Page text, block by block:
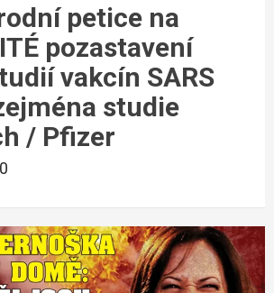
petice na
pozastavení
vakcín SARS
studie
/ Pfizer